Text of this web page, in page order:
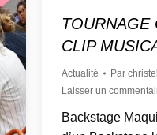
TOURNAGE
CLIP
Actualité Par
Laisser un
Backstage